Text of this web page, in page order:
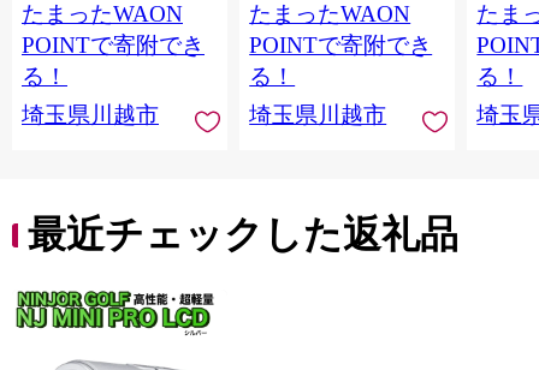
たまったWAON
POINTで寄附でき
る！
埼玉県川越市
たまったWAON
POINTで寄附でき
る！
埼玉県川越市
たま
る！
埼玉
最近チェックした返礼品